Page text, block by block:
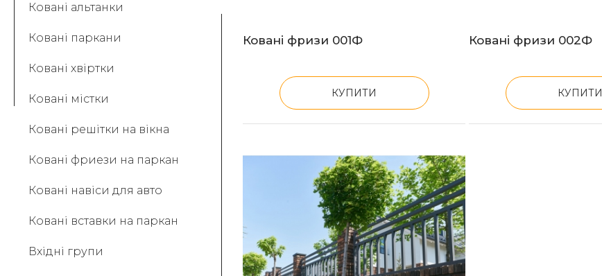
Ковані альтанки
Ковані паркани
Ковані хвіртки
Ковані містки
Ковані решітки на вікна
Ковані фриези на паркан
Ковані навіси для авто
Ковані вставки на паркан
Вхідні групи
Ковані фризи 001Ф
КУПИТИ
Ковані фризи 002Ф
КУПИТИ